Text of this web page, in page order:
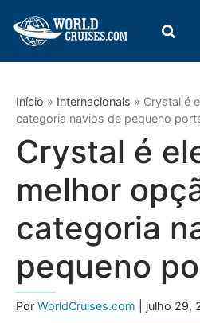
Início » Internacionais » Crystal é
categoria navios de pequeno
Crystal é
melhor
categoria
pequeno
Por WorldCruises.com | julho 29,